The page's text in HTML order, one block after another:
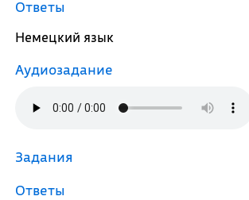
Ответы
Немецкий язык
Аудиозадание
Задания
Ответы